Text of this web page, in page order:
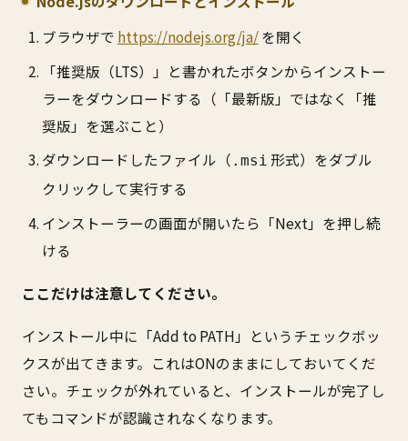
ブラウザで https://nodejs.org/ja/を開く
「推奨版（LTS）」と書かれたボタンからインストー
ラーをダウンロードする（「最新版」ではなく「推
奨版」を選ぶこと）
ダウンロードしたファイル（ .msi 形式）をダブル
クリックして実行する
インストーラーの画面が開いたら「Next」を押し続
ける
ここだけは注意してください。
インストール中に「Add to PATH」というチェックボッ
クスが出てきます。これはONのままにしておいてくだ
さい。チェックが外れていると、インストールが完了し
てもコマンドが認識されなくなります。